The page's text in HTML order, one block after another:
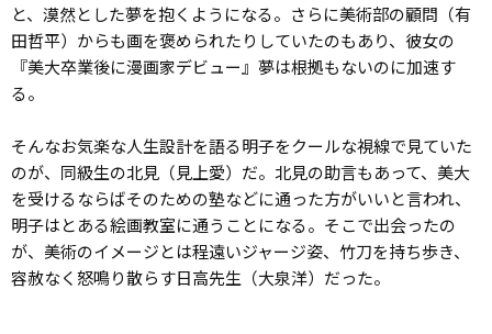
と、漠然とした夢を抱くようになる。さらに美術部の顧問（有
田哲平）からも画を褒められたりしていたのもあり、彼女の
『美大卒業後に漫画家デビュー』夢は根拠もないのに加速す
る。
そんなお気楽な人生設計を語る明子をクールな視線で見ていた
のが、同級生の北見（見上愛）だ。北見の助言もあって、美大
を受けるならばそのための塾などに通った方がいいと言われ、
明子はとある絵画教室に通うことになる。そこで出会ったの
が、美術のイメージとは程遠いジャージ姿、竹刀を持ち歩き、
容赦なく怒鳴り散らす日高先生（大泉洋）だった。